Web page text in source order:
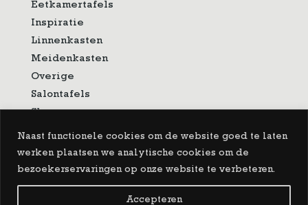
Naast functionele cookies om de website goed te laten
werken plaatsen we analytische cookies om de
bezoekerservaringen op onze website te verbeteren.
Accepteren
Eetkamertafels
Inspiratie
Linnenkasten
Meidenkasten
Overige
Salontafels
Showroom
Sidetable
Spiegels
Tv-meubelen
Vitrinekasten